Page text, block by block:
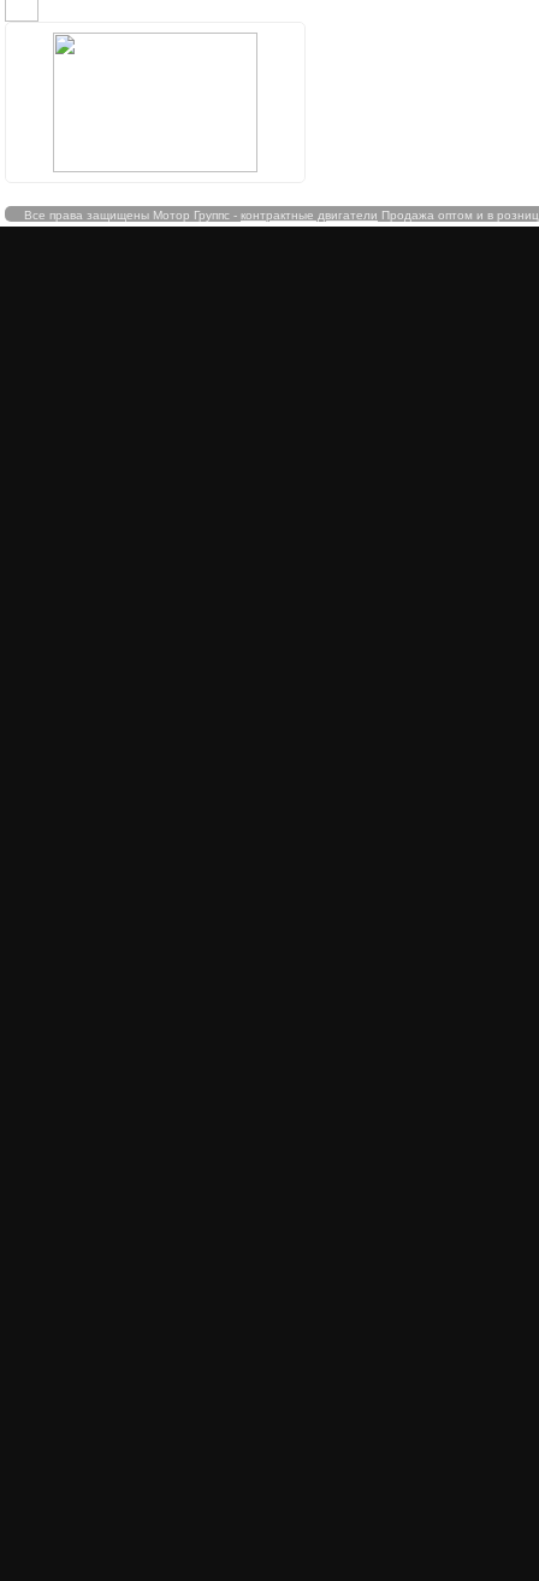
Все права защищены Мотор Группс - контрактные двигатели Продажа оптом и в